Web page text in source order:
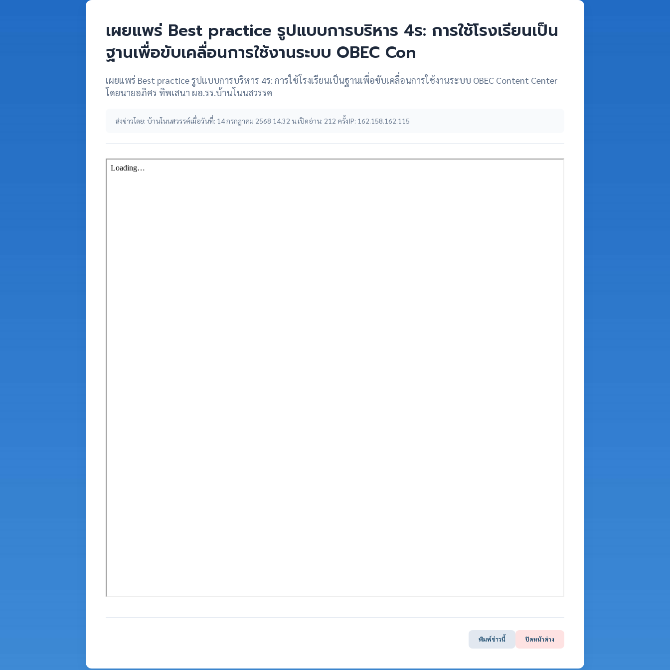
เผยแพร่ Best practice รูปแบบการบริหาร 4ร: การใช้โรงเรียนเป็น
ฐานเพื่อขับเคลื่อนการใช้งานระบบ OBEC Con
เผยแพร่ Best practice รูปแบบการบริหาร 4ร: การใช้โรงเรียนเป็นฐานเพื่อขับเคลื่อนการใช้งานระบบ OBEC Content Center
โดยนายอภิศร ทิพเสนา ผอ.รร.บ้านโนนสวรรค
ส่งข่าวโดย: บ้านโนนสวรรค์เมื่อวันที่: 14 กรกฎาคม 2568 14.32 น.เปิดอ่าน: 212 ครั้งIP: 162.158.162.115
พิมพ์ข่าวนี้ ปิดหน้าต่าง